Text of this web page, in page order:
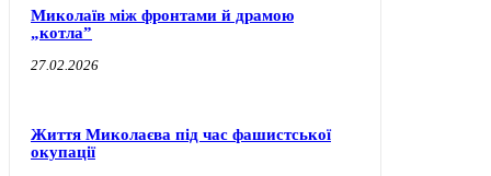
Миколаїв між фронтами й драмою
„котла”
27.02.2026
Життя Миколаєва під час фашистської
окупації